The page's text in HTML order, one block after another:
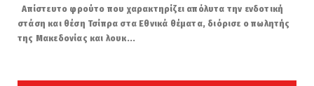
Απίστευτο φρούτο που χαρακτηρίζει απόλυτα την ενδοτική
στάση και θέση Τσίπρα στα Εθνικά θέματα, διόρισε ο πωλητής
της Μακεδονίας και λουκ...